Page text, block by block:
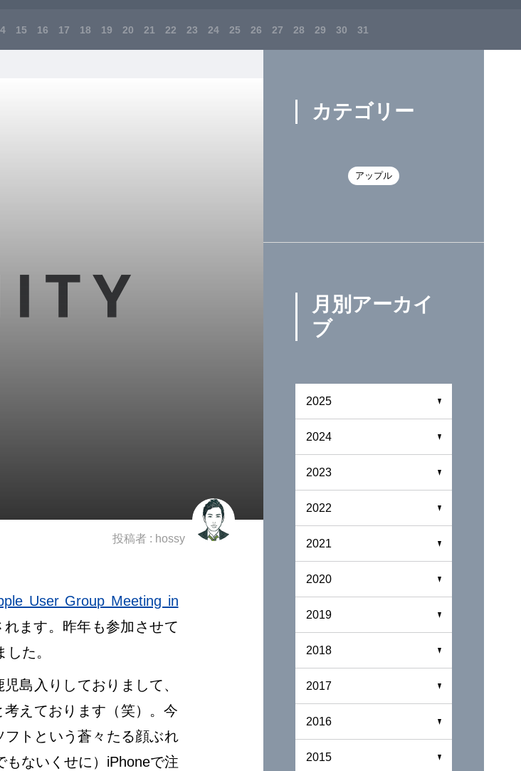
15 16 17 18 19 20 21 22 23 24 25 26 27 28 29 30 31
投稿者 : hossy
User Group Meeting in
ます。昨年も参加させて
た。
島入りしておりまして、
えております（笑）。今
フトという蒼々たる顔ぶれ
ないくせに）iPhoneで注
カテゴリー
アップル
月別アーカイ
ブ
2025
2024
2023
2022
2021
2020
2019
2018
2017
2016
2015